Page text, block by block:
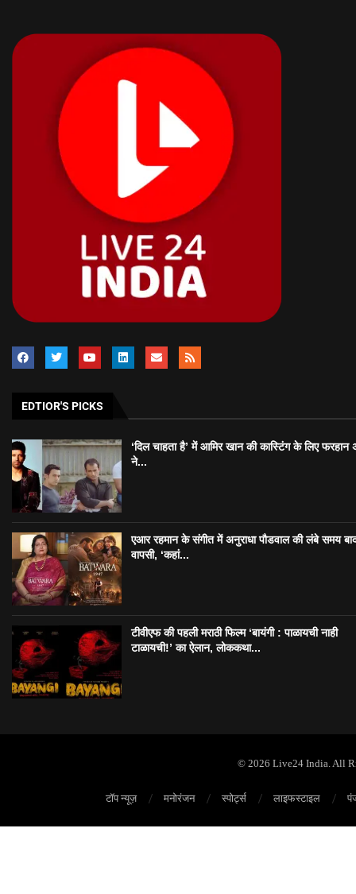
EDTIOR'S PICKS
‘दिल चाहता है’ में आमिर खान की कास्टिंग के लिए फरहान
ने...
एआर रहमान के संगीत में अनुराधा पौडवाल की लंबे समय
वापसी, ‘कहां...
टीवीएफ की पहली मराठी फिल्म ‘बायंगी : पाळायची नाही
टाळायची!’ का ऐलान, लोककथा...
© 2026 Live24 India. All
टॉप न्यूज़ मनोरंजन स्पोर्ट्स लाइफस्टाइल